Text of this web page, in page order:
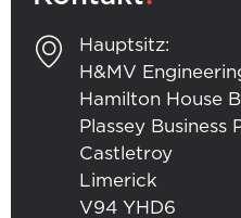
Hauptsitz:
H&MV
Hamilton House
Plassey Business
Castletroy
Limerick
V94 YHD6